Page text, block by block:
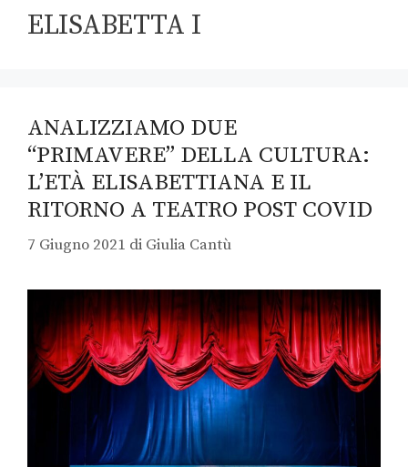
ELISABETTA I
ANALIZZIAMO DUE
“PRIMAVERE” DELLA CULTURA:
L’ETÀ ELISABETTIANA E IL
RITORNO A TEATRO POST COVID
7 Giugno 2021 di Giulia Cantù